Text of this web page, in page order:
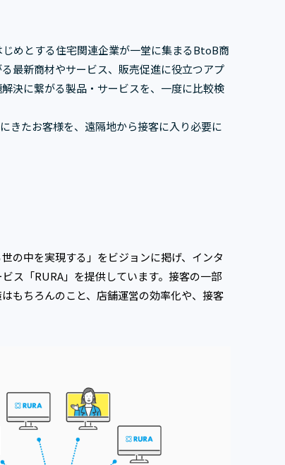
めとする住宅関連企業が一堂に集まるBtoB商
最新商材やサービス、販売促進に役立つアプ
決に繋がる製品・サービスを、一度に比較検
きたお客様を、遠隔地から接客に入り必要に
の中を実現する」をビジョンに掲げ、インタ
ス「RURA」を提供しています。接客の一部
もちろんのこと、店舗運営の効率化や、接客